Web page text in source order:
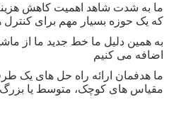
ما به شدت شاهد اهمیت کاهش
که یک حوزه بسیار مهم برای
به همین دلیل ما خط جدید ما از
اضافه می کنیم
ما هدفمان ارائه راه حل های یک
مقیاس های کوچک، متوسط یا بزرگ